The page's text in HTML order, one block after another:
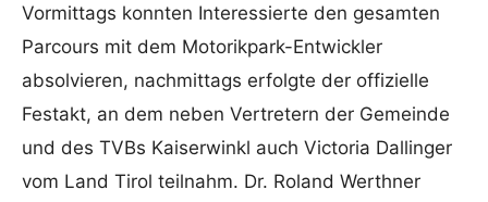
Vormittags konnten Interessierte den gesamten
Parcours mit dem Motorikpark-Entwickler
absolvieren, nachmittags erfolgte der offizielle
Festakt, an dem neben Vertretern der Gemeinde
und des TVBs Kaiserwinkl auch Victoria Dallinger
vom Land Tirol teilnahm. Dr. Roland Werthner